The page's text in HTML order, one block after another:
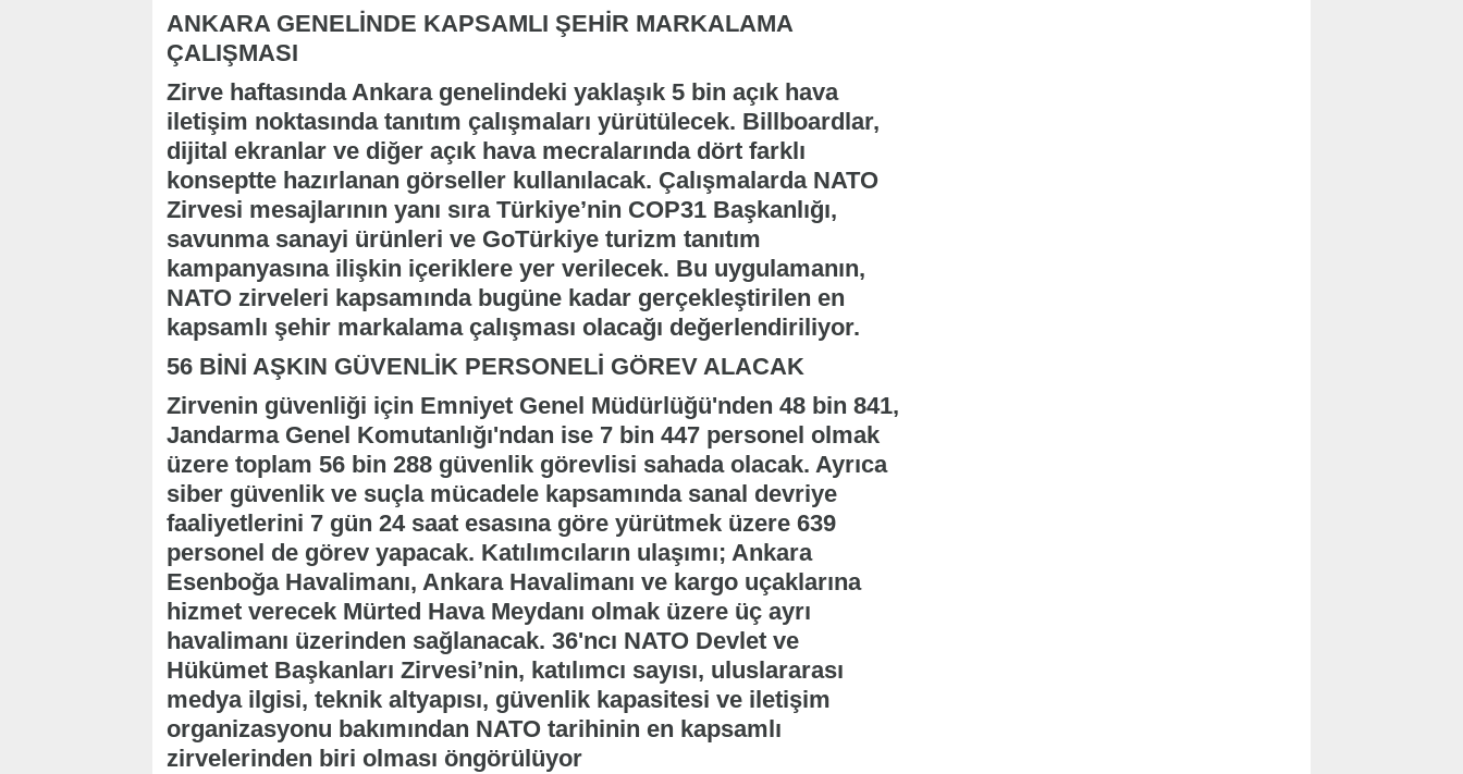
ANKARA GENELİNDE KAPSAMLI ŞEHİR MARKALAMA
ÇALIŞMASI
Zirve haftasında Ankara genelindeki yaklaşık 5 bin açık hava
iletişim noktasında tanıtım çalışmaları yürütülecek. Billboardlar,
dijital ekranlar ve diğer açık hava mecralarında dört farklı
konseptte hazırlanan görseller kullanılacak. Çalışmalarda NATO
Zirvesi mesajlarının yanı sıra Türkiye’nin COP31 Başkanlığı,
savunma sanayi ürünleri ve GoTürkiye turizm tanıtım
kampanyasına ilişkin içeriklere yer verilecek. Bu uygulamanın,
NATO zirveleri kapsamında bugüne kadar gerçekleştirilen en
kapsamlı şehir markalama çalışması olacağı değerlendiriliyor.
56 BİNİ AŞKIN GÜVENLİK PERSONELİ GÖREV ALACAK
Zirvenin güvenliği için Emniyet Genel Müdürlüğü'nden 48 bin 841,
Jandarma Genel Komutanlığı'ndan ise 7 bin 447 personel olmak
üzere toplam 56 bin 288 güvenlik görevlisi sahada olacak. Ayrıca
siber güvenlik ve suçla mücadele kapsamında sanal devriye
faaliyetlerini 7 gün 24 saat esasına göre yürütmek üzere 639
personel de görev yapacak. Katılımcıların ulaşımı; Ankara
Esenboğa Havalimanı, Ankara Havalimanı ve kargo uçaklarına
hizmet verecek Mürted Hava Meydanı olmak üzere üç ayrı
havalimanı üzerinden sağlanacak. 36'ncı NATO Devlet ve
Hükümet Başkanları Zirvesi’nin, katılımcı sayısı, uluslararası
medya ilgisi, teknik altyapısı, güvenlik kapasitesi ve iletişim
organizasyonu bakımından NATO tarihinin en kapsamlı
zirvelerinden biri olması öngörülüyor